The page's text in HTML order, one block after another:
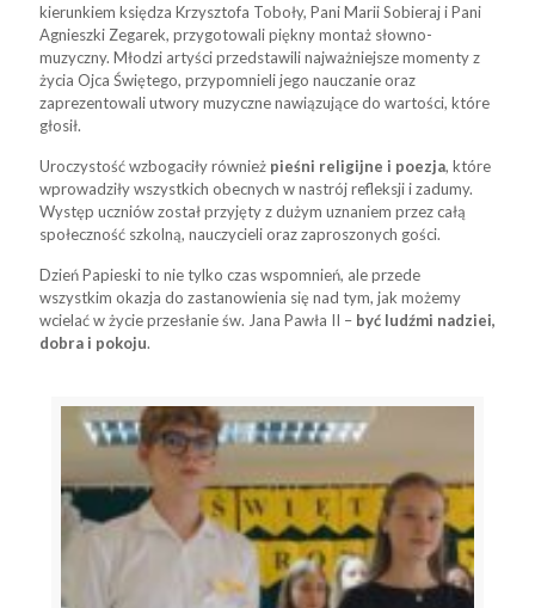
kierunkiem księdza Krzysztofa Toboły, Pani Marii Sobieraj i Pani
Agnieszki Zegarek, przygotowali piękny montaż słowno-
muzyczny. Młodzi artyści przedstawili najważniejsze momenty z
życia Ojca Świętego, przypomnieli jego nauczanie oraz
zaprezentowali utwory muzyczne nawiązujące do wartości, które
głosił.
Uroczystość wzbogaciły również pieśni religijne i poezja, które
wprowadziły wszystkich obecnych w nastrój refleksji i zadumy.
Występ uczniów został przyjęty z dużym uznaniem przez całą
społeczność szkolną, nauczycieli oraz zaproszonych gości.
Dzień Papieski to nie tylko czas wspomnień, ale przede
wszystkim okazja do zastanowienia się nad tym, jak możemy
wcielać w życie przesłanie św. Jana Pawła II – być ludźmi nadziei,
dobra i pokoju.